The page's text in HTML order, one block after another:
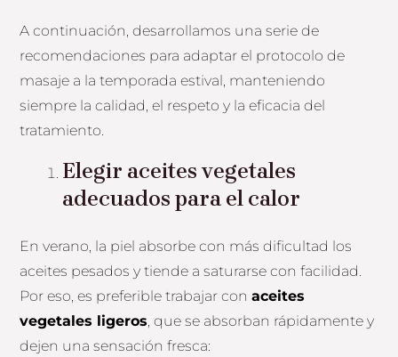
A continuación, desarrollamos una serie de
recomendaciones para adaptar el protocolo de
masaje a la temporada estival, manteniendo
siempre la calidad, el respeto y la eficacia del
tratamiento.
Elegir aceites vegetales
adecuados para el calor
En verano, la piel absorbe con más dificultad los
aceites pesados y tiende a saturarse con facilidad.
Por eso, es preferible trabajar conaceites
vegetales ligeros , que se absorban rápidamente y
dejen una sensación fresca: